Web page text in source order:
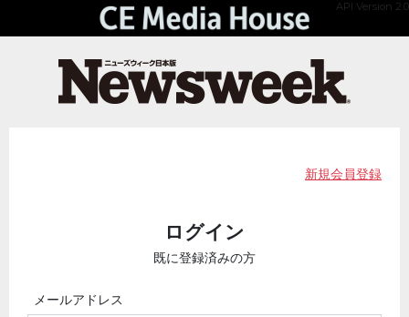
API Version 2.0
新規会員登録
ログイン
既に登録済みの方
メールアドレス